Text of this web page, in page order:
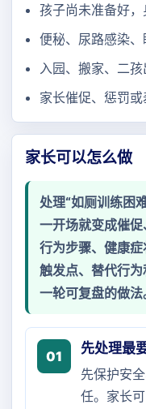
孩子尚未准备好，
便秘、尿路感染、
入园、搬家、二孩
家长催促、惩罚或
家长可以怎么做
处理“如厕训练困
一开场就变成催
行为步骤、健康
触发点、替代行
一轮可复盘的做法
01
先处理最
先保护安
任。家长